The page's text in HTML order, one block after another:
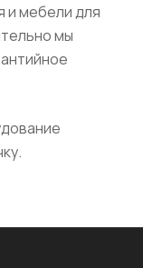
и мебели для
мы